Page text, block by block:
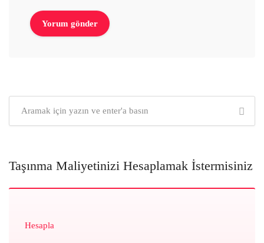
Taşınma Maliyetinizi Hesaplamak İstermisiniz
Hesapla